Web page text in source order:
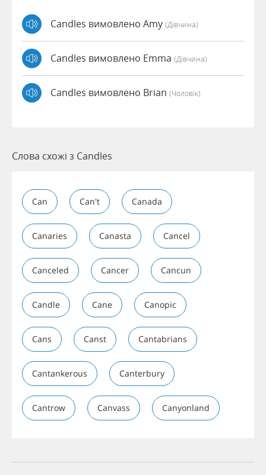
Candles вимовлено Amy (дівчина)
Candles вимовлено Emma (дівчина)
Candles вимовлено Brian (чоловік)
Слова схожі з Candles
Can Can't Canada
Canaries Canasta Cancel
Canceled Cancer Cancun
Candle Cane Canopic
Cans Canst Cantabrians
Cantankerous Canterbury
Cantrow Canvass Canyonland